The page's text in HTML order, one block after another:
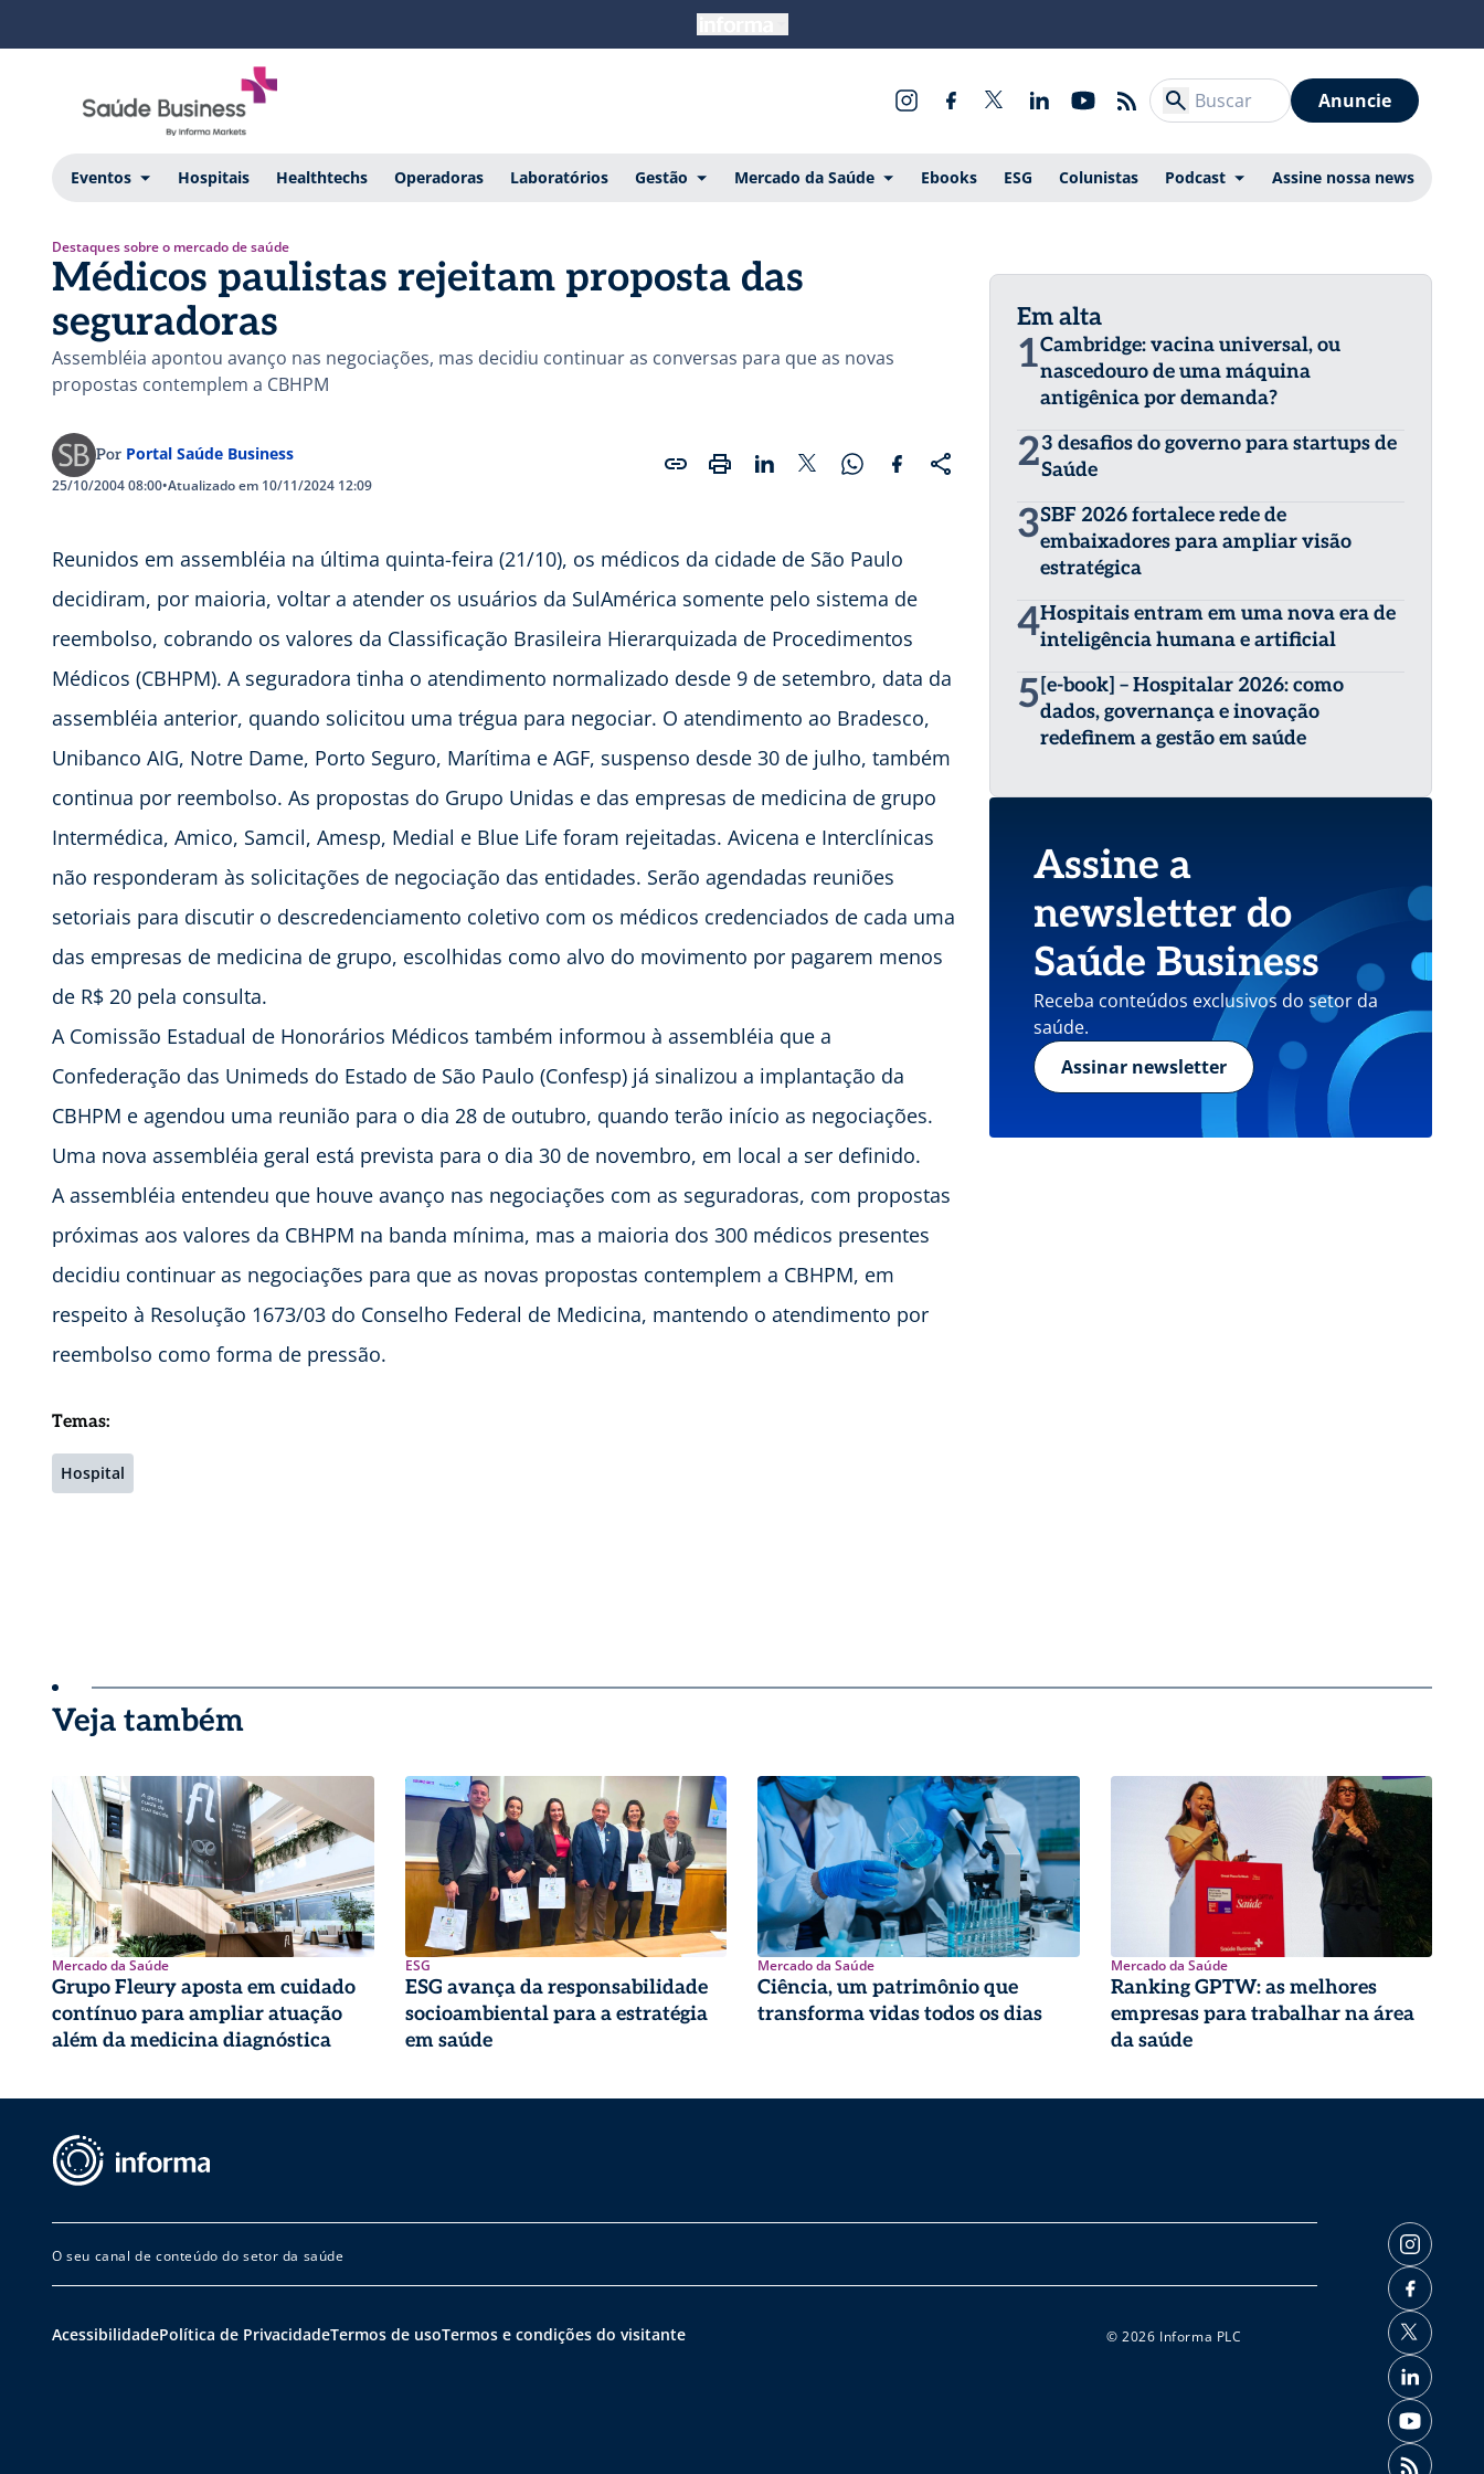
Anuncie
Eventos Hospitais Healthtechs Operadoras Laboratórios Gestão Mercado da Saúde Ebooks ESG Colunistas Podcast Assine nossa news
Destaques sobre o mercado de saúde
Médicos paulistas rejeitam proposta das
seguradoras
Assembléia apontou avanço nas negociações, mas decidiu continuar as conversas para que as novas
propostas contemplem a CBHPM
Por Portal Saúde Business
25/10/2004 08:00•Atualizado em 10/11/2024 12:09
Reunidos em assembléia na última quinta-feira (21/10), os médicos da cidade de São Paulo
decidiram, por maioria, voltar a atender os usuários da SulAmérica somente pelo sistema de
reembolso, cobrando os valores da Classificação Brasileira Hierarquizada de Procedimentos
Médicos (CBHPM). A seguradora tinha o atendimento normalizado desde 9 de setembro, data da
assembléia anterior, quando solicitou uma trégua para negociar. O atendimento ao Bradesco,
Unibanco AIG, Notre Dame, Porto Seguro, Marítima e AGF, suspenso desde 30 de julho, também
continua por reembolso. As propostas do Grupo Unidas e das empresas de medicina de grupo
Intermédica, Amico, Samcil, Amesp, Medial e Blue Life foram rejeitadas. Avicena e Interclínicas
não responderam às solicitações de negociação das entidades. Serão agendadas reuniões
setoriais para discutir o descredenciamento coletivo com os médicos credenciados de cada uma
das empresas de medicina de grupo, escolhidas como alvo do movimento por pagarem menos
de R$ 20 pela consulta.
A Comissão Estadual de Honorários Médicos também informou à assembléia que a
Confederação das Unimeds do Estado de São Paulo (Confesp) já sinalizou a implantação da
CBHPM e agendou uma reunião para o dia 28 de outubro, quando terão início as negociações.
Uma nova assembléia geral está prevista para o dia 30 de novembro, em local a ser definido.
A assembléia entendeu que houve avanço nas negociações com as seguradoras, com propostas
próximas aos valores da CBHPM na banda mínima, mas a maioria dos 300 médicos presentes
decidiu continuar as negociações para que as novas propostas contemplem a CBHPM, em
respeito à Resolução 1673/03 do Conselho Federal de Medicina, mantendo o atendimento por
reembolso como forma de pressão.
Temas:
Hospital
Em alta
1Cambridge: vacina universal, ou
nascedouro de uma máquina
antigênica por demanda?
23 desafios do governo para startups de
Saúde
3SBF 2026 fortalece rede de
embaixadores para ampliar visão
estratégica
4Hospitais entram em uma nova era de
inteligência humana e artificial
5 [e-book] – Hospitalar 2026: como
dados, governança e inovação
redefinem a gestão em saúde
Assine a
newsletter do
Saúde Business
Receba conteúdos exclusivos do setor da
saúde.
Assinar newsletter
Veja também
Mercado da Saúde
Grupo Fleury aposta em cuidado
contínuo para ampliar atuação
além da medicina diagnóstica
ESG
ESG avança da responsabilidade
socioambiental para a estratégia
em saúde
Mercado da Saúde
Ciência, um patrimônio que
transforma vidas todos os dias
Mercado da Saúde
Ranking GPTW: as melhores
empresas para trabalhar na área
da saúde
O seu canal de conteúdo do setor da saúde
AcessibilidadePolítica de PrivacidadeTermos de usoTermos e condições do visitante © 2026 Informa PLC